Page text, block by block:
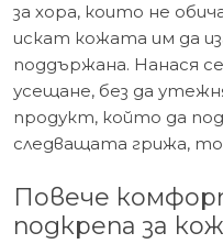
за хора, които не
искат кожата им да
поддържана. Нанася
усещане, без да
продукт, който да
следващата грижа,
Повече
подкрепа за